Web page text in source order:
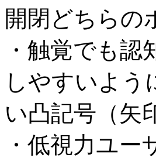
開閉どちらの
・触覚でも
しやすいよう
い凸記号（矢
・低視力ユ